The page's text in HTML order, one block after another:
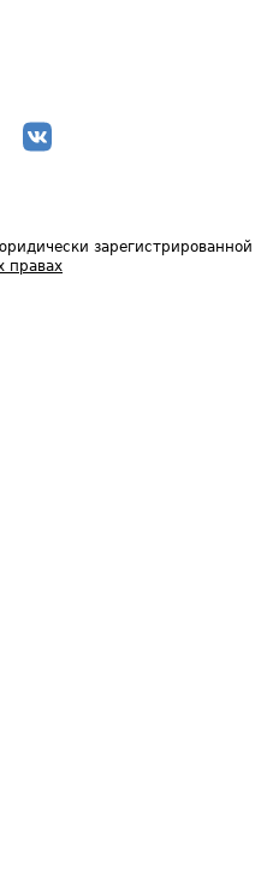
зарегистрированной
правах